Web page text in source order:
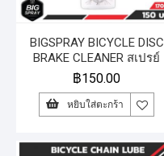
BIGSPRAY BICYCLE DISC
BRAKE CLEANER สเปรย์
ล้างเบรคจักรยาน 170 ml.
฿150.00
หยิบใส่ตะกร้า